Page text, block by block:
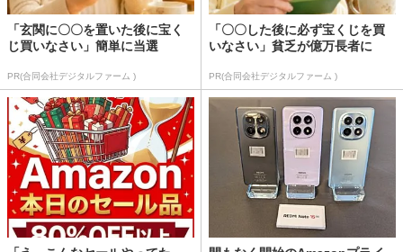
「玄関に〇〇を置いた後に宝く
じ買いなさい」簡単に当選
PR(合同会社デジタルファーム )
「〇〇した後に必ず宝くじを買
いなさい」貧乏が億万長者に
PR(合同会社デジタルファーム )